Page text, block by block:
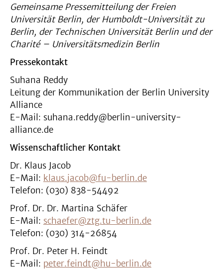
Gemeinsame Pressemitteilung der Freien
Universität Berlin, der Humboldt-Universität zu
Berlin, der Technischen Universität Berlin und der
Charité – Universitätsmedizin Berlin
Pressekontakt
Suhana Reddy
Leitung der Kommunikation der Berlin University
Alliance
E-Mail: suhana.reddy@berlin-university-
alliance.de
Wissenschaftlicher Kontakt
Dr. Klaus Jacob
E-Mail: klaus.jacob@fu-berlin.de
Telefon: (030) 838-54492
Prof. Dr. Dr. Martina Schäfer
E-Mail: schaefer@ztg.tu-berlin.de
Telefon: (030) 314-26854
Prof. Dr. Peter H. Feindt
E-Mail: peter.feindt@hu-berlin.de